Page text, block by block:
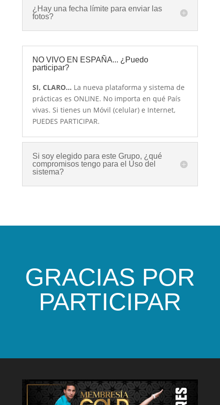
¿Hay una fecha límite para enviar las
fotos?
NO VIVO EN ESPAÑA... ¿Puedo
participar?
SI, CLARO… La nueva plataforma y sistema de
prácticas es ONLINE. No importa en qué País
vivas. Si tienes un Móvil (celular) e Internet,
PUEDES PARTICIPAR.
Si soy elegido para este Grupo, ¿qué
compromisos tengo para el Uso del
sistema?
GRACIAS POR
PARTICIPAR